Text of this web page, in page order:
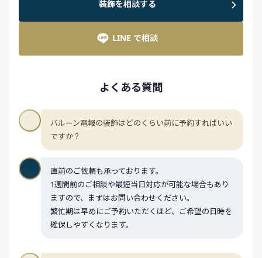
装飾を相談する
LINE で相談
よくある質問
バルーン電報の装飾はどのくらい前に予約すればいい
ですか？
直前のご依頼も承っております。
1週間前のご相談や最短当日対応が可能な場合もあり
ますので、まずはお問い合わせください。
繁忙期は早めにご予約いただくほど、ご希望の日時を
確保しやすくなります。